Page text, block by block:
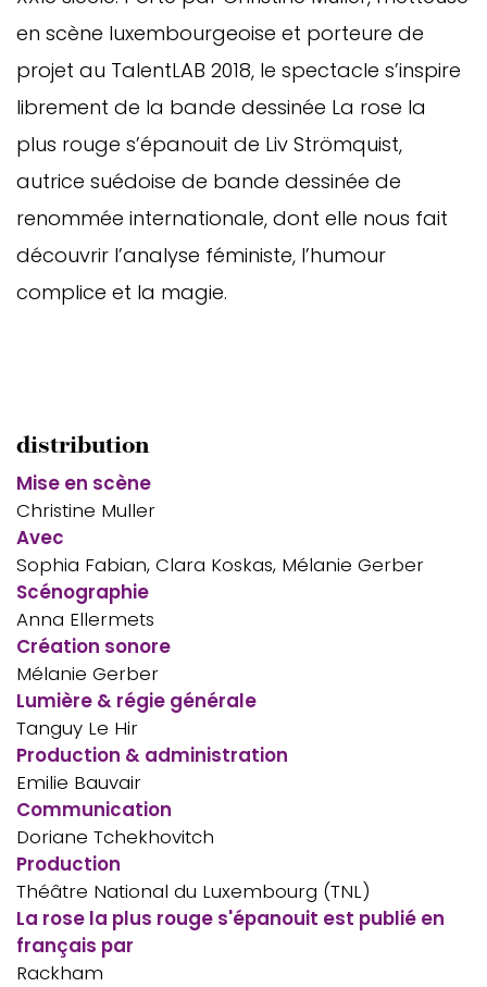
en scène luxembourgeoise et porteure de
projet au TalentLAB 2018, le spectacle s’inspire
librement de la bande dessinée La rose la
plus rouge s’épanouit de Liv Strömquist,
autrice suédoise de bande dessinée de
renommée internationale, dont elle nous fait
découvrir l’analyse féministe, l’humour
complice et la magie.
distribution
Mise en scène
Christine Muller
Avec
Sophia Fabian, Clara Koskas, Mélanie Gerber
Scénographie
Anna Ellermets
Création sonore
Mélanie Gerber
Lumière & régie générale
Tanguy Le Hir
Production & administration
Emilie Bauvair
Communication
Doriane Tchekhovitch
Production
Théâtre National du Luxembourg (TNL)
La rose la plus rouge s'épanouit est publié en
français par
Rackham